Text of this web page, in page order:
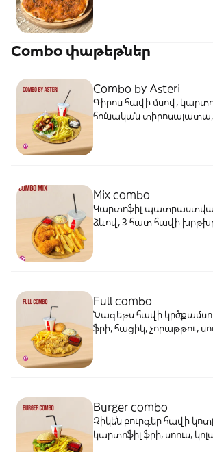
Combo փաթեթներ
Combo by Asteri
Գիրոս հավի մսով,
հունական
Mix combo
Կարտոֆիլ
ձևով, 3 հատ հավի
Full combo
Նագեթս հավի
ֆրի, հացիկ, չորաթթու,
Burger combo
Չիկեն բուրգեր հավի
կարտոֆիլ ֆրի, սոուս,